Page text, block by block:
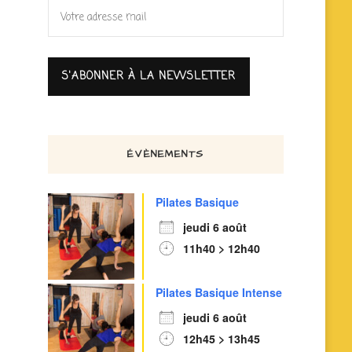
ÉVÈNEMENTS
Pilates Basique
jeudi 6 août
11h40 > 12h40
Pilates Basique Intense
jeudi 6 août
12h45 > 13h45